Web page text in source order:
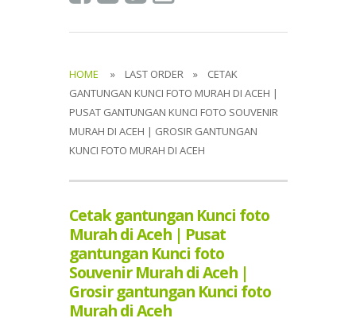
HOME » LAST ORDER » CETAK
GANTUNGAN KUNCI FOTO MURAH DI ACEH |
PUSAT GANTUNGAN KUNCI FOTO SOUVENIR
MURAH DI ACEH | GROSIR GANTUNGAN
KUNCI FOTO MURAH DI ACEH
Cetak gantungan Kunci foto
Murah di Aceh | Pusat
gantungan Kunci foto
Souvenir Murah di Aceh |
Grosir gantungan Kunci foto
Murah di Aceh